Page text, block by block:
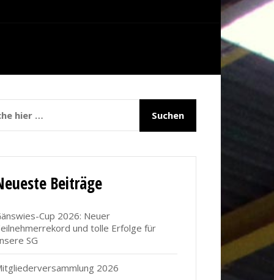
Beiträge
Cup 2026: Neuer
und tolle Erfolge für
SG
2026